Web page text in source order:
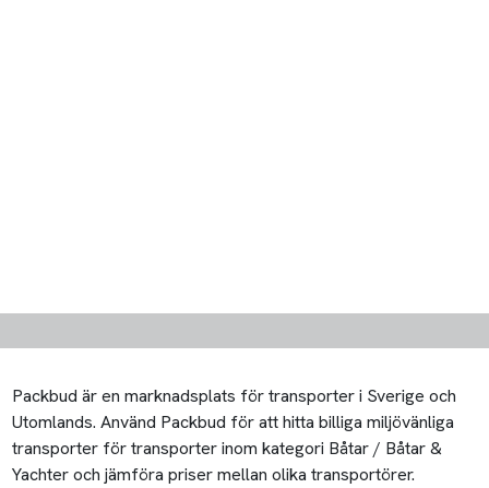
Packbud är en marknadsplats för transporter i Sverige och
Utomlands. Använd Packbud för att hitta billiga miljövänliga
transporter för transporter inom kategori Båtar / Båtar &
Yachter och jämföra priser mellan olika transportörer.